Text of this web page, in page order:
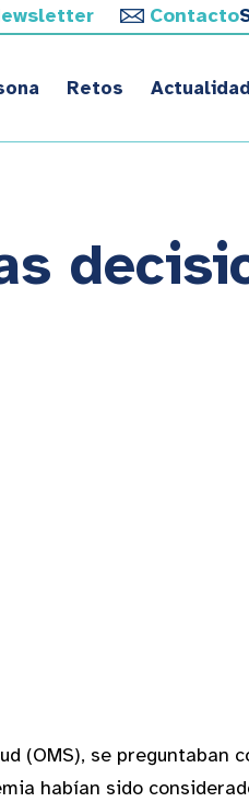
Contacto
Retos
(OMS), se preguntaban
habían sido